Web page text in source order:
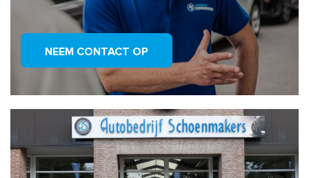
NEEM CONTACT OP